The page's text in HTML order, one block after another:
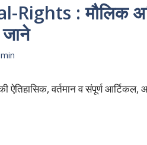
: मौलिक
वर्तमान व संपूर्ण आर्टिकल,